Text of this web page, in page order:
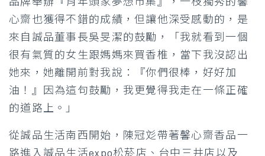
心齋也獲得不錯的成績，但讓他深受感動的，是
來自誠品董事長吳旻潔的鼓勵，「我就看到一個
很有氣質的女生跟媽媽來買香椎，當下我沒認出
她來，她離開前對我說：『你們很棒，好好加
油！』因為這句鼓勵，我更覺得我走在一條正確
的道路上。」
從誠品生活南西開始，陳冠彣帶著馨心齋香品一
路進入誠品生活expo松菸店、台中三井店以及